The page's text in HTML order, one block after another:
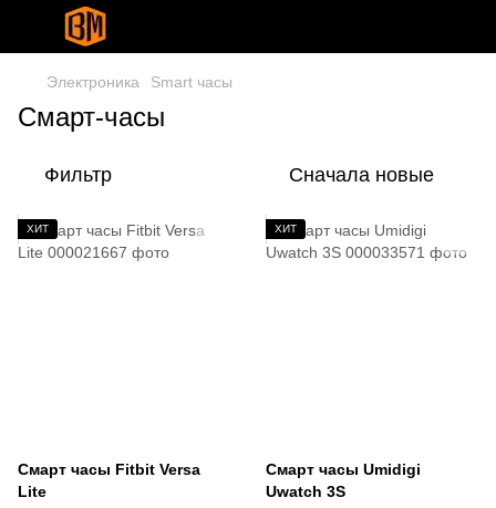
Электроника Smart часы
Смарт-часы
Фильтр Сначала новые
ХИТ
Смарт часы Fitbit Versa
Lite
ХИТ
Смарт часы Umidigi
Uwatch 3S